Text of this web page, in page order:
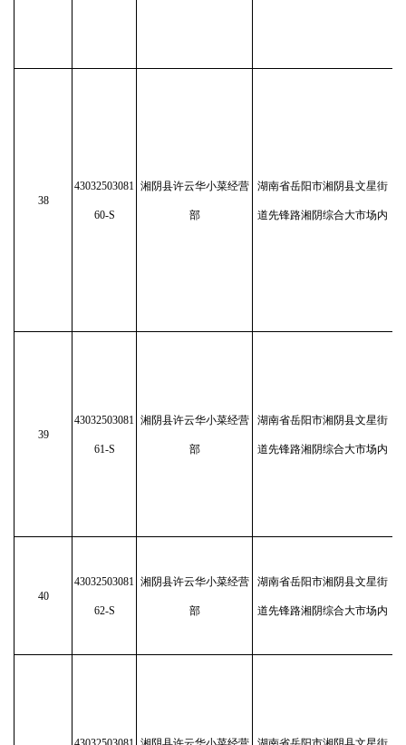
38
43032503081
60-S
湘阴县许云华小菜经营
部
湖南省岳阳市湘阴县文星街
道先锋路湘阴综合大市场内
39
43032503081
61-S
湘阴县许云华小菜经营
部
湖南省岳阳市湘阴县文星街
道先锋路湘阴综合大市场内
40
43032503081
62-S
湘阴县许云华小菜经营
部
湖南省岳阳市湘阴县文星街
道先锋路湘阴综合大市场内